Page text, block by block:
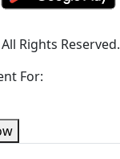
Rights Reserved.
For: